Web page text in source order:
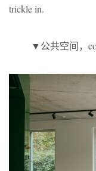
trickle in.
▼公共空间，